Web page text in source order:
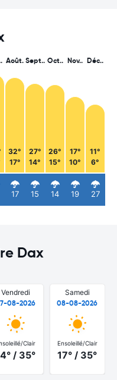
Août.
32°
17°
17
Sept..
27°
14°
15
Oct..
26°
15°
14
Nov..
17°
10°
19
Déc..
11°
6°
27
Dax
Vendredi
08-2026
Clair
/ 35°
Samedi
08-08-2026
Ensoleillé/Clair
17° / 35°